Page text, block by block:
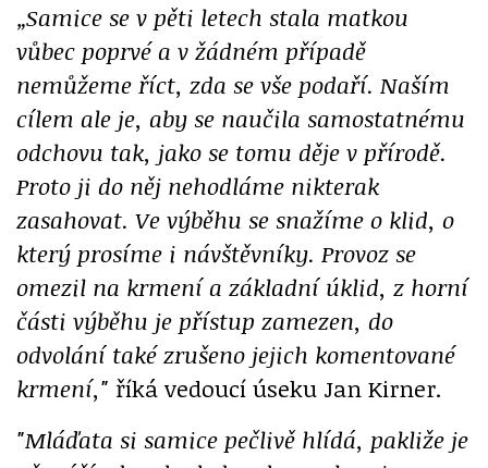
„Samice se v pěti letech stala matkou
vůbec poprvé a v žádném případě
nemůžeme říct, zda se vše podaří. Naším
cílem ale je, aby se naučila samostatnému
odchovu tak, jako se tomu děje v přírodě.
Proto ji do něj nehodláme nikterak
zasahovat. Ve výběhu se snažíme o klid, o
který prosíme i návštěvníky. Provoz se
omezil na krmení a základní úklid, z horní
části výběhu je přístup zamezen, do
odvolání také zrušeno jejich komentované
krmení," říká vedoucí úseku Jan Kirner.
"Mláďata si samice pečlivě hlídá, pakliže je